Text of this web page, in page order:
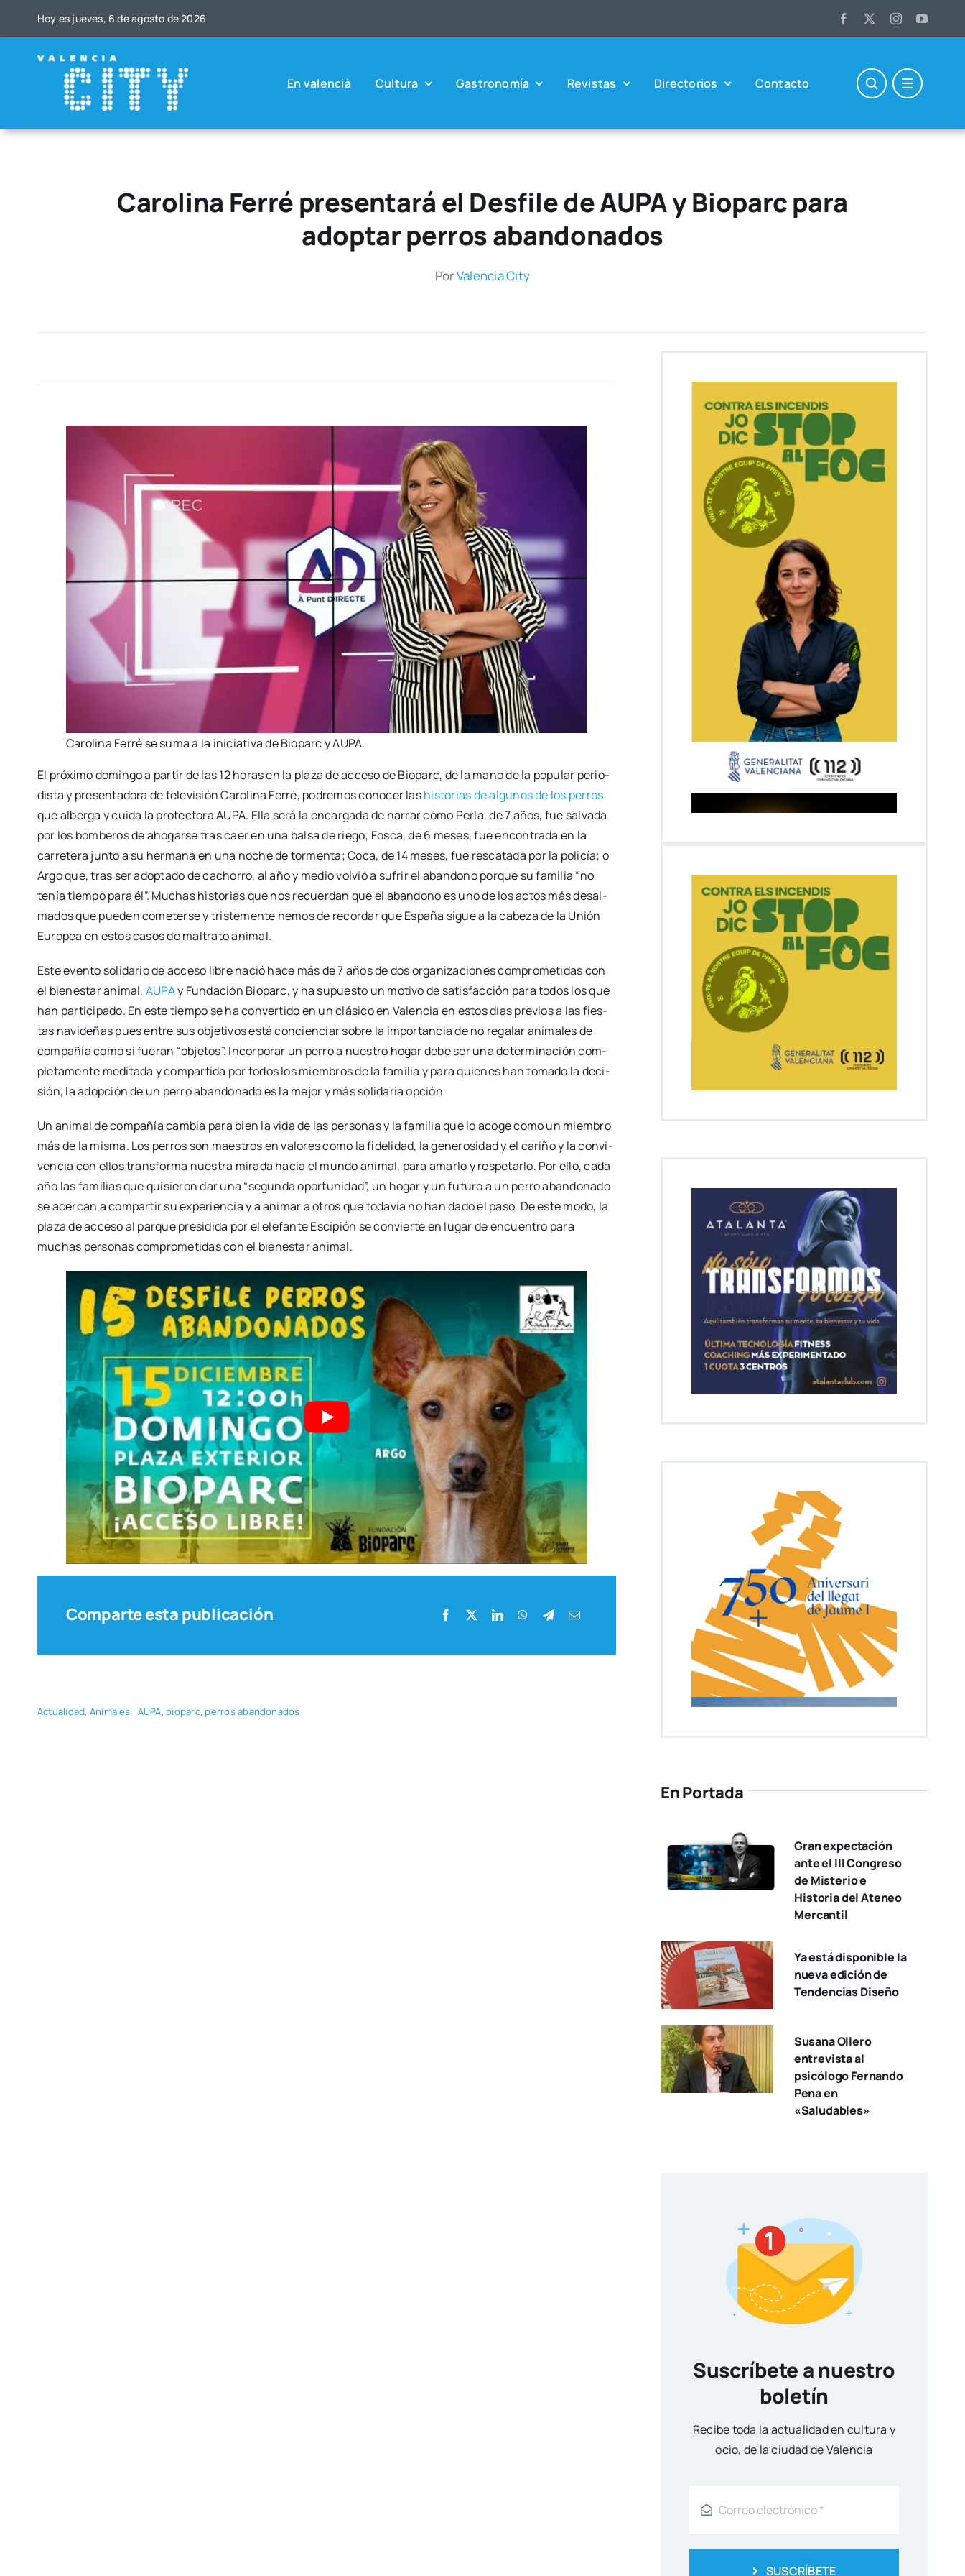
Hoy es jue­ves, 6 de agos­to de 2026
En valen­cià Cul­tu­ra Gas­tro­no­mía Revis­tas Direc­to­rios Con­tac­to
Carolina Ferré presentará el Desfile de AUPA y Bioparc para
adoptar perros abandonados
PorValen­cia City
Caro­li­na Ferré se suma a la ini­cia­ti­va de Bio­parc y AUPA.
El pró­xi­mo domin­go a par­tir de las 12 horas en la pla­za de acce­so de Bio­parc, de la mano de la popu­lar perio­
dis­ta y pre­sen­ta­do­ra de tele­vi­sión Caro­li­na Ferré, podre­mos cono­cer lashis­to­rias de algu­nos de los perros
que alber­ga y cui­da la pro­tec­to­ra AUPA. Ella será la encar­ga­da de narrar cómo Per­la, de 7 años, fue sal­va­da
por los bom­be­ros de aho­gar­se tras caer en una bal­sa de rie­go; Fos­ca, de 6 meses, fue encon­tra­da en la
carre­te­ra jun­to a su her­ma­na en una noche de tor­men­ta; Coca, de 14 meses, fue res­ca­ta­da por la poli­cía; o
Argo que, tras ser adop­ta­do de cacho­rro, al año y medio vol­vió a sufrir el aban­dono por­que su fami­lia “no
tenía tiem­po para él”. Muchas his­to­rias que nos recuer­dan que el aban­dono es uno de los actos más des­al­
ma­dos que pue­den come­ter­se y tris­te­men­te hemos de recor­dar que Espa­ña sigue a la cabe­za de la Unión
Euro­pea en estos casos de mal­tra­to ani­mal.
Este even­to soli­da­rio de acce­so libre nació hace más de 7 años de dos orga­ni­za­cio­nes com­pro­me­ti­das con
el bien­es­tar ani­mal, AUPAy Fun­da­ción Bio­parc, y ha supues­to un moti­vo de satis­fac­ción para todos los que
han par­ti­ci­pa­do. En este tiem­po se ha con­ver­ti­do en un clá­si­co en Valen­cia en estos días pre­vios a las fies­
tas navi­de­ñas pues entre sus obje­ti­vos está con­cien­ciar sobre la impor­tan­cia de no rega­lar ani­ma­les de
com­pa­ñía como si fue­ran “obje­tos”. Incor­po­rar un perro a nues­tro hogar debe ser una deter­mi­na­ción com­
ple­ta­men­te medi­ta­da y com­par­ti­da por todos los miem­bros de la fami­lia y para quie­nes han toma­do la deci­
sión, la adop­ción de un perro aban­do­na­do es la mejor y más soli­da­ria opción
Un ani­mal de com­pa­ñía cam­bia para bien la vida de las per­so­nas y la fami­lia que lo aco­ge como un miem­bro
más de la mis­ma. Los perros son maes­tros en valo­res como la fide­li­dad, la gene­ro­si­dad y el cari­ño y la con­vi­
ven­cia con ellos trans­for­ma nues­tra mira­da hacia el mun­do ani­mal, para amar­lo y res­pe­tar­lo. Por ello, cada
año las fami­lias que qui­sie­ron dar una “segun­da opor­tu­ni­dad”, un hogar y un futu­ro a un perro aban­do­na­do
se acer­can a com­par­tir su expe­rien­cia y a ani­mar a otros que toda­vía no han dado el paso. De este modo, la
pla­za de acce­so al par­que pre­si­di­da por el ele­fan­te Esci­pión se con­vier­te en lugar de encuen­tro para
muchas per­so­nas com­pro­me­ti­das con el bien­es­tar ani­mal.
Comparte esta publicación
Actua­li­dad, Ani­ma­les AUPA, bio­parc, perros aban­do­na­dos
En Portada
Gran expectación
ante el III Congreso
de Misterio e
Historia del Ateneo
Mercantil
Ya está disponible la
nueva edición de
Tendencias Diseño
Susana Ollero
entrevista al
psicólogo Fernando
Pena en
«Saludables»
Suscríbete a nuestro
boletín
Reci­be toda la actua­li­dad en cul­tu­ra y
ocio, de la ciu­dad de Valen­cia
SUSCRÍBETE